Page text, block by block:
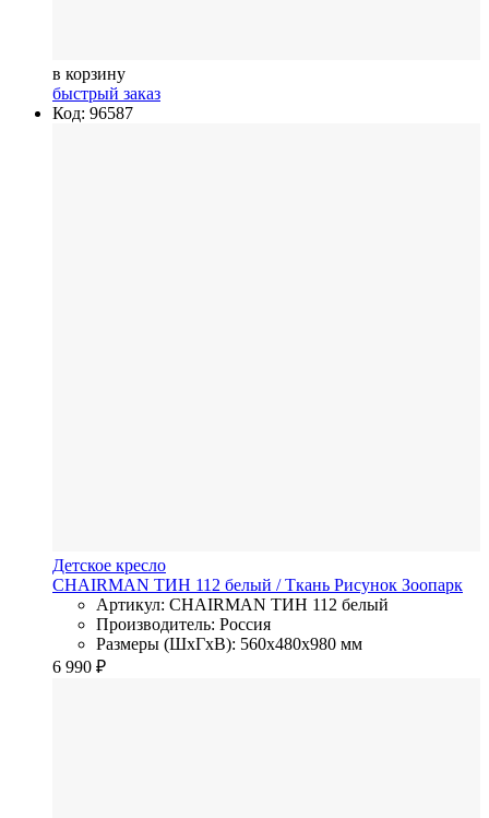
в корзину
быстрый заказ
Код: 96587
Детское кресло
CHAIRMAN ТИН 112 белый / Ткань Рисунок Зоопарк
Артикул: CHAIRMAN ТИН 112 белый
Производитель: Россия
Размеры (ШхГхВ): 560x480x980 мм
6 990 ₽